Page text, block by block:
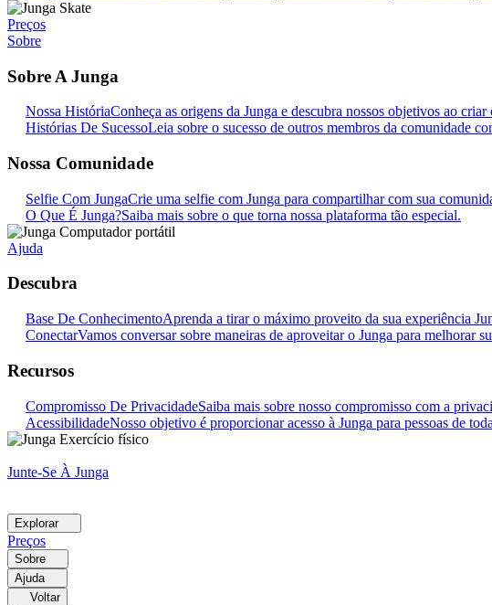
Preços
Sobre
Sobre A Junga
Nossa HistóriaConheça as origens da Junga e descubra nossos objetivos ao criar
Histórias De SucessoLeia sobre o sucesso de outros membros da comunidade
Nossa Comunidade
Selfie Com JungaCrie uma selfie com Junga para compartilhar com sua
O Que É Junga?Saiba mais sobre o que torna nossa plataforma tão especial.
Ajuda
Descubra
Base De ConhecimentoAprenda a tirar o máximo proveito da sua experiência
ConectarVamos conversar sobre maneiras de aproveitar o Junga para melhorar
Recursos
Compromisso De PrivacidadeSaiba mais sobre nosso compromisso com a
AcessibilidadeNosso objetivo é proporcionar acesso à Junga para pessoas de
Junte-Se À Junga
Explorar
Preços
Sobre
Ajuda
Voltar